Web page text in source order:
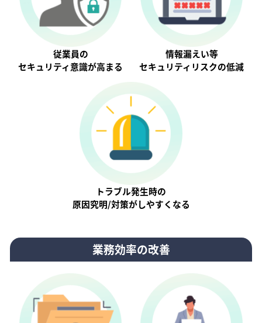
従業員の
セキュリティ意識が⾼まる
情報漏えい等
セキュリティリスクの低減
トラブル発生時の
原因究明/対策がしやすくなる
業務効率の改善